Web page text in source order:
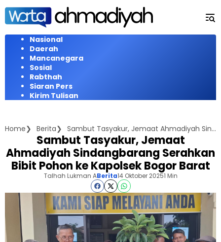
Langsung
konten
Nasional
Daerah
Mancanegara
Sosial
Rabthah
Siaran Pers
Kirim Tulisan
Home Berita Sambut Tasyakur, Jemaat Ahmadiyah Sindangbarang Serahkan Bibit Pohon ke Kapolsek Bogor Barat
Sambut Tasyakur, Jemaat
Ahmadiyah Sindangbarang Serahkan
Bibit Pohon ke Kapolsek Bogor Barat
Talhah Lukman ABerita14 Oktober 20251 Min